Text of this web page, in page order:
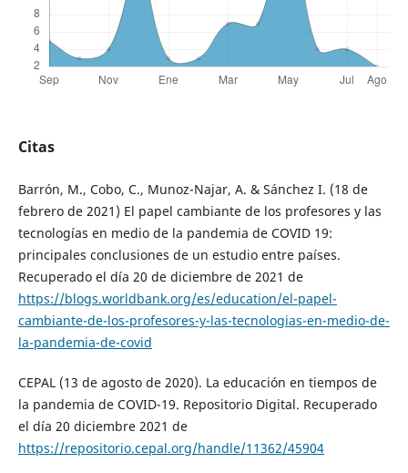
Citas
Barrón, M., Cobo, C., Munoz-Najar, A. & Sánchez I. (18 de
febrero de 2021) El papel cambiante de los profesores y las
tecnologías en medio de la pandemia de COVID 19:
principales conclusiones de un estudio entre países.
Recuperado el día 20 de diciembre de 2021 de
https://blogs.worldbank.org/es/education/el-papel-
cambiante-de-los-profesores-y-las-tecnologias-en-medio-de-
la-pandemia-de-covid
CEPAL (13 de agosto de 2020). La educación en tiempos de
la pandemia de COVID-19. Repositorio Digital. Recuperado
el día 20 diciembre 2021 de
https://repositorio.cepal.org/handle/11362/45904